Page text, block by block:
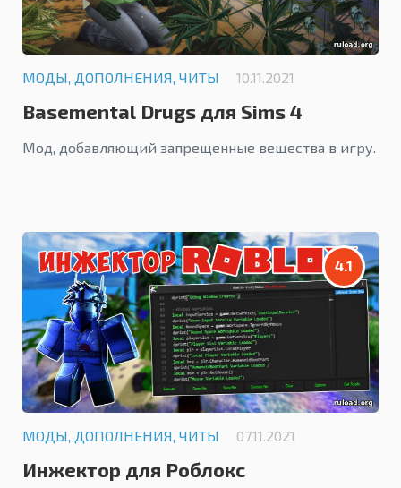
МОДЫ, ДОПОЛНЕНИЯ, ЧИТЫ 10.11.2021
Basemental Drugs для Sims 4
Мод, добавляющий запрещенные вещества в игру.
4.1
МОДЫ, ДОПОЛНЕНИЯ, ЧИТЫ 07.11.2021
Инжектор для Роблокс